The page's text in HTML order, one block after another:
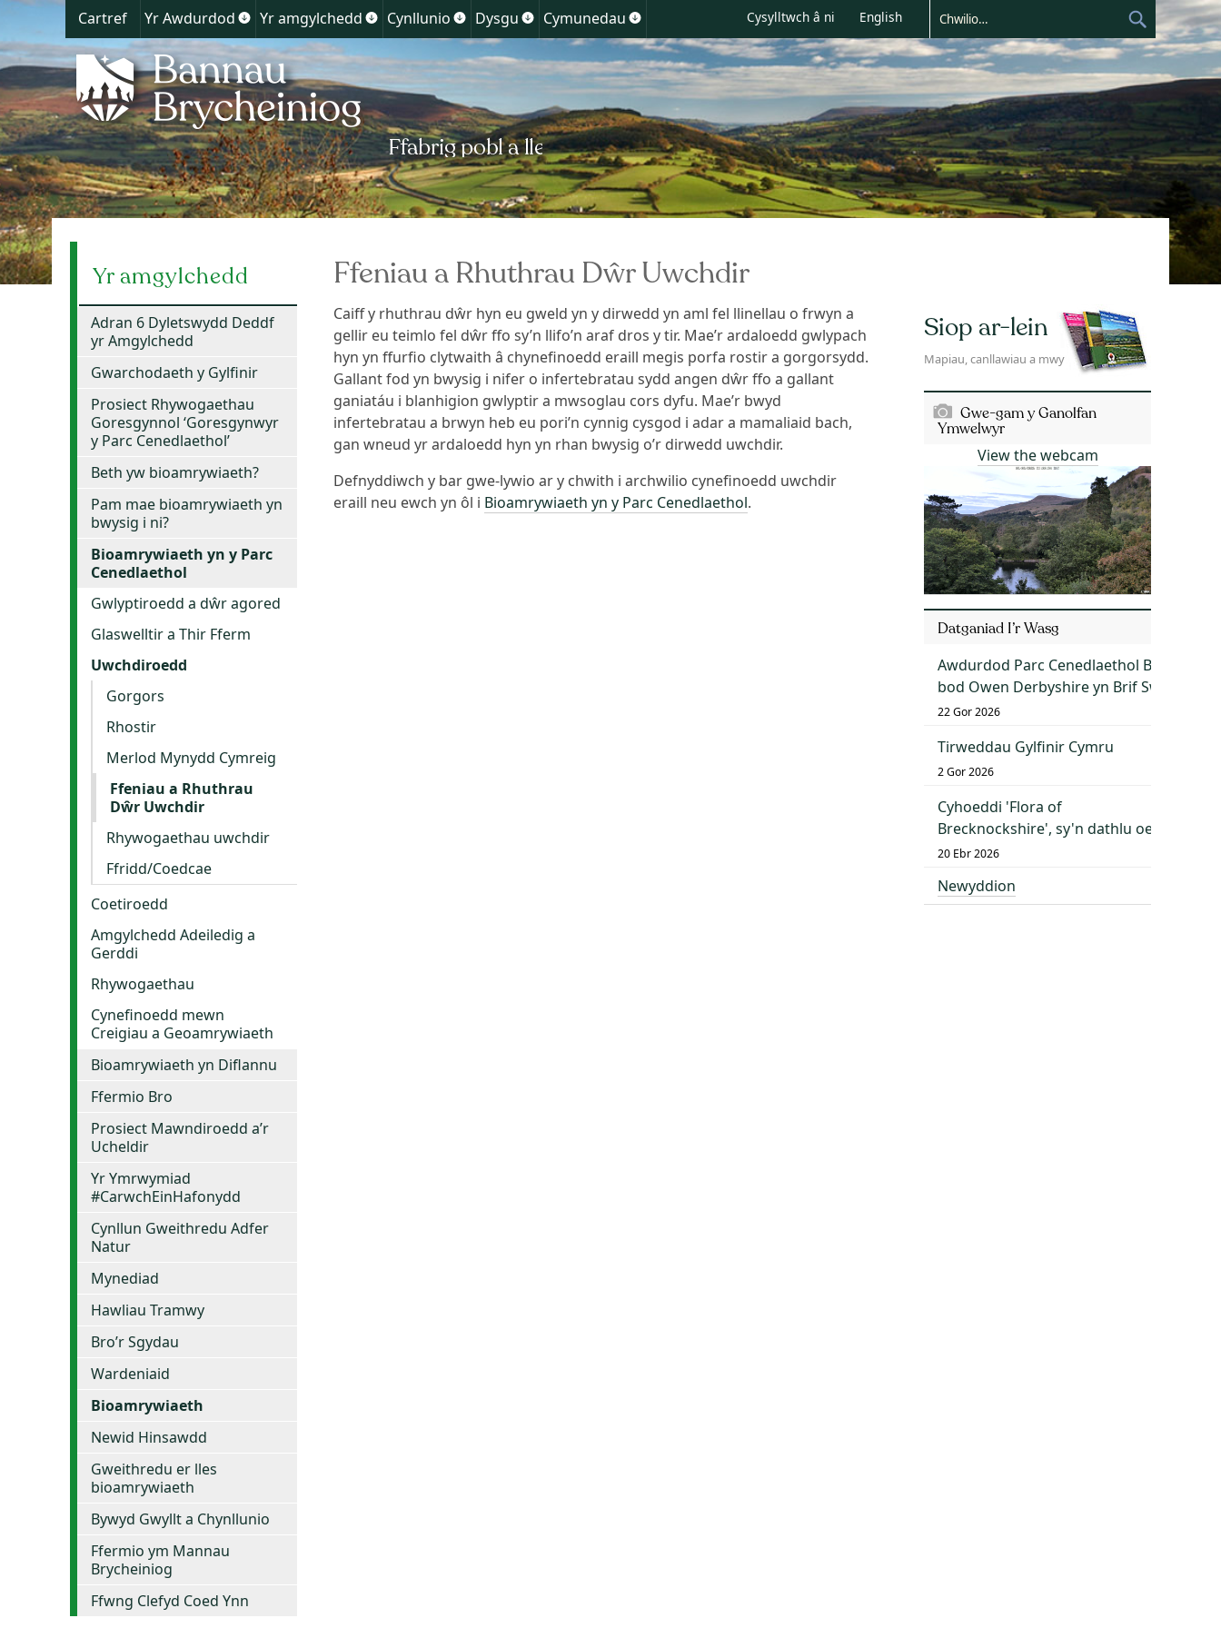
Skip
content
Cartref Yr Awdurdod
Show
for
Awdurdod
Yr amgylchedd
Show
submenu
Yr
amgylchedd
Cynllunio
Show
submenu
for
Cynllunio
Dysgu
Show
submenu
Dysgu
Cymunedau
for
Cymunedau
Cysylltwch â ni English
Ffeniau a Rhuthrau Dŵr Uwchdir
Caiff y rhuthrau dŵr hyn eu gweld yn y dirwedd yn aml fel llinellau o frwyn a
gellir eu teimlo fel dŵr ffo sy’n llifo’n araf dros y tir. Mae’r ardaloedd gwlypach
hyn yn ffurfio clytwaith â chynefinoedd eraill megis porfa rostir a gorgorsydd.
Gallant fod yn bwysig i nifer o infertebratau sydd angen dŵr ffo a gallant
ganiatáu i blanhigion gwlyptir a mwsoglau cors dyfu. Mae’r bwyd
infertebratau a brwyn heb eu pori’n cynnig cysgod i adar a mamaliaid bach,
gan wneud yr ardaloedd hyn yn rhan bwysig o’r dirwedd uwchdir.
Defnyddiwch y bar gwe-lywio ar y chwith i archwilio cynefinoedd uwchdir
eraill neu ewch yn ôl i Bioamrywiaeth yn y Parc Cenedlaethol.
Yr amgylchedd
Adran 6 Dyletswydd Deddf
yr Amgylchedd
Gwarchodaeth y Gylfinir
Prosiect Rhywogaethau
Goresgynnol ‘Goresgynwyr
y Parc Cenedlaethol’
Beth yw bioamrywiaeth?
Pam mae bioamrywiaeth yn
bwysig i ni?
Bioamrywiaeth yn y Parc
Cenedlaethol
Gwlyptiroedd a dŵr agored
Glaswelltir a Thir Fferm
Uwchdiroedd
Gorgors
Rhostir
Merlod Mynydd Cymreig
Ffeniau a Rhuthrau
Dŵr Uwchdir
Rhywogaethau uwchdir
Ffridd/Coedcae
Coetiroedd
Amgylchedd Adeiledig a
Gerddi
Rhywogaethau
Cynefinoedd mewn
Creigiau a Geoamrywiaeth
Bioamrywiaeth yn Diflannu
Ffermio Bro
Prosiect Mawndiroedd a’r
Ucheldir
Yr Ymrwymiad
#CarwchEinHafonydd
Cynllun Gweithredu Adfer
Natur
Mynediad
Hawliau Tramwy
Bro’r Sgydau
Wardeniaid
Bioamrywiaeth
Newid Hinsawdd
Gweithredu er lles
bioamrywiaeth
Bywyd Gwyllt a Chynllunio
Ffermio ym Mannau
Brycheiniog
Ffwng Clefyd Coed Ynn
Siop ar-lein
Mapiau, canllawiau a mwy
Gwe-gam y Ganolfan
Ymwelwyr
View the webcam
Datganiad I’r Wasg
Awdurdod Parc Cenedlaethol Bannau
bod Owen Derbyshire yn Brif Swyddog
22 Gor 2026
Tirweddau Gylfinir Cymru
2 Gor 2026
Cyhoeddi 'Flora of
Brecknockshire', sy'n dathlu oes o
20 Ebr 2026
Newyddion